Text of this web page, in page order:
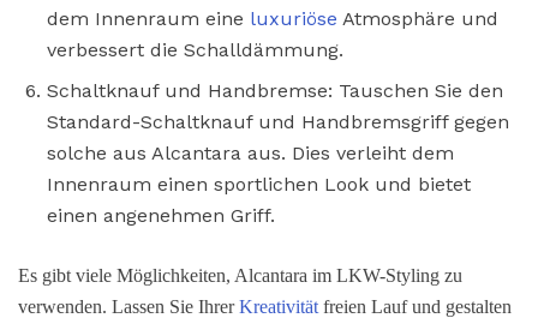
dem Innenraum eine luxuriöse Atmosphäre und
verbessert die Schalldämmung.
Schaltknauf und Handbremse: Tauschen Sie den
Standard-Schaltknauf und Handbremsgriff gegen
solche aus Alcantara aus. Dies verleiht dem
Innenraum einen sportlichen Look und bietet
einen angenehmen Griff.
Es gibt viele Möglichkeiten, Alcantara im LKW-Styling zu
verwenden. Lassen Sie IhrerKreativität freien Lauf und gestalten